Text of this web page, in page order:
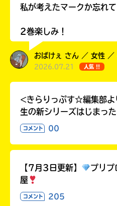
私が考えたマークか忘れ
2巻楽しみ！
おばけぇ さん ／ 女性
2026.07.21 人気 !!
<きらりっぷす☆編集部よ
生の新シリーズはじまった
コメント 00
【7月3日更新】 プリプ
屋
コメント 205